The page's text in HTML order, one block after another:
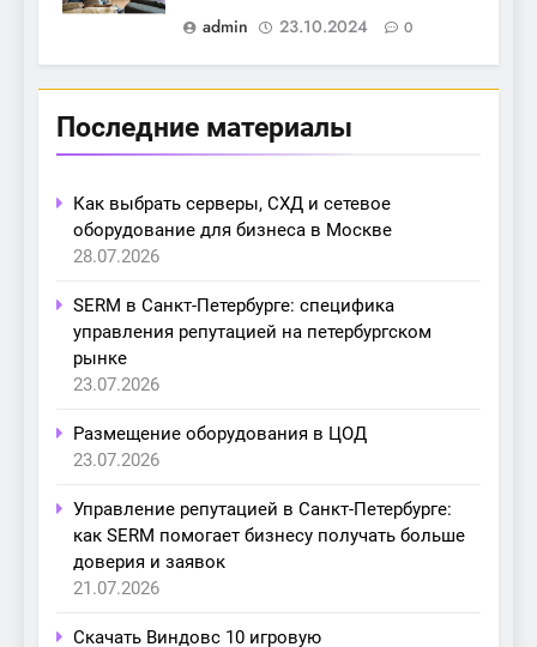
admin
23.10.2024 0
Последние материалы
Как выбрать серверы, СХД и сетевое
оборудование для бизнеса в Москве
28.07.2026
SERM в Санкт-Петербурге: специфика
управления репутацией на петербургском
рынке
23.07.2026
Размещение оборудования в ЦОД
23.07.2026
Управление репутацией в Санкт-Петербурге:
как SERM помогает бизнесу получать больше
доверия и заявок
21.07.2026
Скачать Виндовс 10 игровую